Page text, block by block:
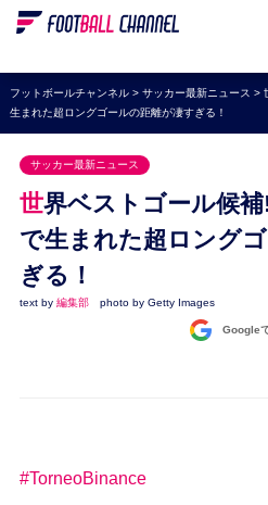
WEリーグ
海外サッカー
プレミアリーグ
ラ・リーガ
セリエA
ブンデスリーガ
ナショナルチーム
フットボールチャンネル> サッカー最新ニュース >
生まれた超ロングゴールの距離が凄すぎる！
サッカー最新ニュース
世界ベストゴール候補!? アルゼンチン
で生まれた超ロング
ぎる！
text by 編集部 photo by Getty Images
Google
#TorneoBinance